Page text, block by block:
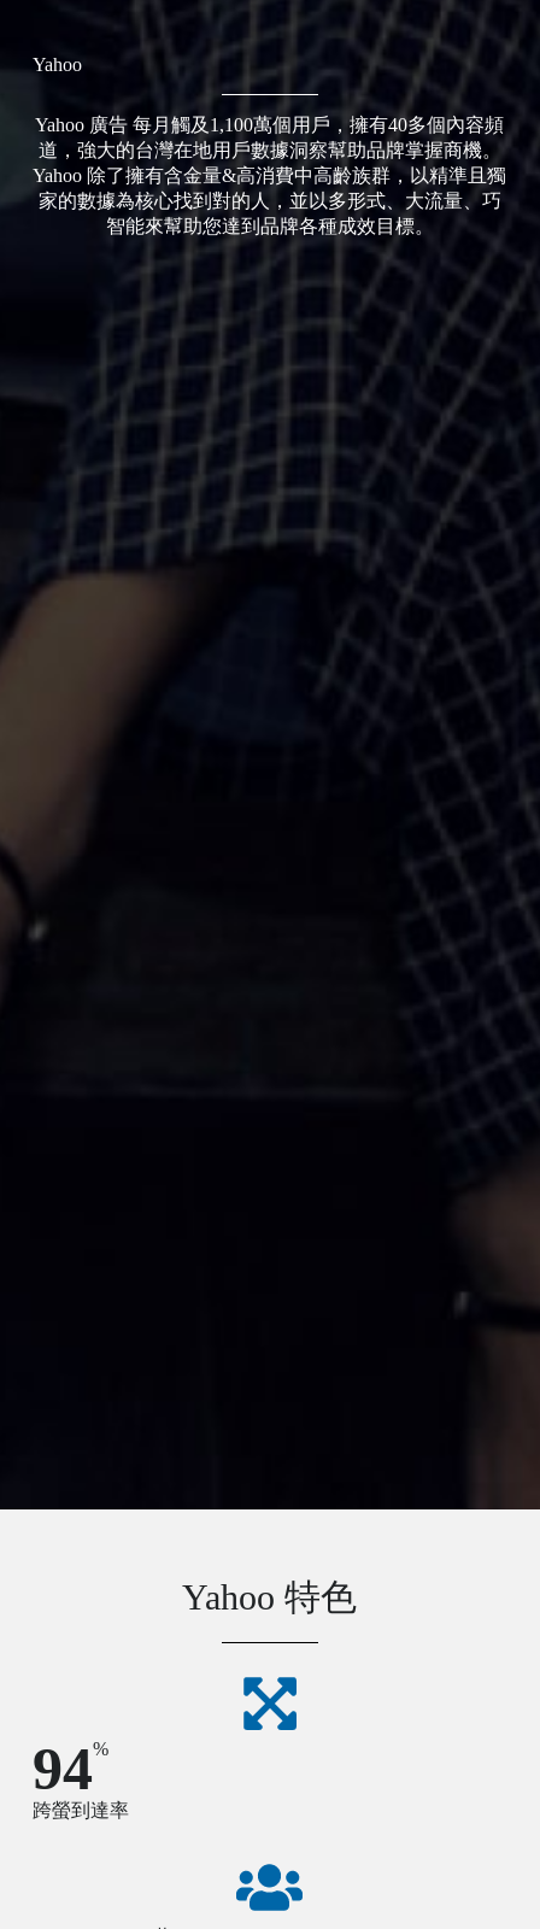
Yahoo
Yahoo 廣告 每月觸及1,100萬個用戶，擁有40多個內容頻
道，強大的台灣在地用戶數據洞察幫助品牌掌握商機。
Yahoo 除了擁有含金量&高消費中高齡族群，以精準且獨
家的數據為核心找到對的人，並以多形式、大流量、巧
智能來幫助您達到品牌各種成效目標。
Yahoo 特色
94%
跨螢到達率